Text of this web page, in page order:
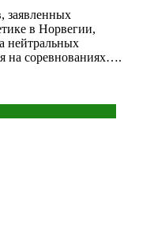
заявленных
в Норвегии,
нейтральных
на соревнованиях….